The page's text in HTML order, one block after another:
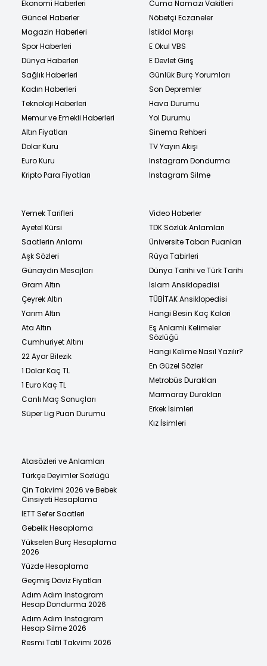
Ekonomi Haberleri
Güncel Haberler
Magazin Haberleri
Spor Haberleri
Dünya Haberleri
Sağlık Haberleri
Kadın Haberleri
Teknoloji Haberleri
Memur ve Emekli Haberleri
Altın Fiyatları
Dolar Kuru
Euro Kuru
Kripto Para Fiyatları
Cuma Namazı Vakitleri
Nöbetçi Eczaneler
İstiklal Marşı
E Okul VBS
E Devlet Giriş
Günlük Burç Yorumları
Son Depremler
Hava Durumu
Yol Durumu
Sinema Rehberi
TV Yayın Akışı
Instagram Dondurma
Instagram Silme
Yemek Tarifleri
Ayetel Kürsi
Saatlerin Anlamı
Aşk Sözleri
Günaydın Mesajları
Gram Altın
Çeyrek Altın
Yarım Altın
Ata Altın
Cumhuriyet Altını
22 Ayar Bilezik
1 Dolar Kaç TL
1 Euro Kaç TL
Canlı Maç Sonuçları
Süper Lig Puan Durumu
Video Haberler
TDK Sözlük Anlamları
Üniversite Taban Puanları
Rüya Tabirleri
Dünya Tarihi ve Türk Tarihi
İslam Ansiklopedisi
TÜBİTAK Ansiklopedisi
Hangi Besin Kaç Kalori
Eş Anlamlı Kelimeler
Sözlüğü
Hangi Kelime Nasıl Yazılır?
En Güzel Sözler
Metrobüs Durakları
Marmaray Durakları
Erkek İsimleri
Kız İsimleri
Atasözleri ve Anlamları
Türkçe Deyimler Sözlüğü
Çin Takvimi 2026 ve Bebek
Cinsiyeti Hesaplama
İETT Sefer Saatleri
Gebelik Hesaplama
Yükselen Burç Hesaplama
2026
Yüzde Hesaplama
Geçmiş Döviz Fiyatları
Adım Adım Instagram
Hesap Dondurma 2026
Adım Adım Instagram
Hesap Silme 2026
Resmi Tatil Takvimi 2026